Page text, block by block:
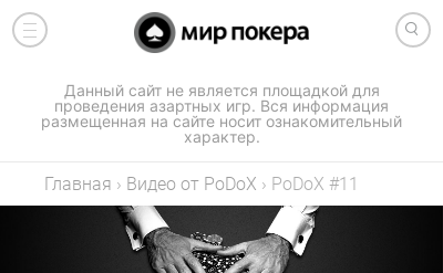
Данный сайт не является площадкой для
проведения азартных игр. Вся информация
размещенная на сайте носит ознакомительный
характер.
Главная › Видео от PoDoX › PoDoX #11